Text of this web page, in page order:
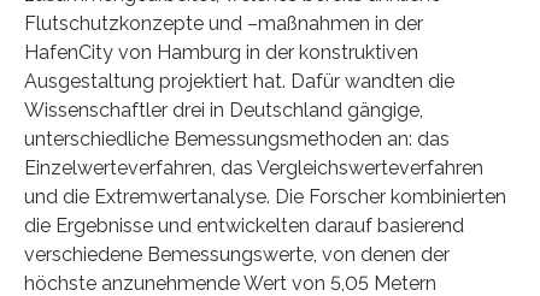
Flutschutzkonzepte und –maßnahmen in der
HafenCity von Hamburg in der konstruktiven
Ausgestaltung projektiert hat. Dafür wandten die
Wissenschaftler drei in Deutschland gängige,
unterschiedliche Bemessungsmethoden an: das
Einzelwerteverfahren, das Vergleichswerteverfahren
und die Extremwertanalyse. Die Forscher kombinierten
die Ergebnisse und entwickelten darauf basierend
verschiedene Bemessungswerte, von denen der
höchste anzunehmende Wert von 5,05 Metern